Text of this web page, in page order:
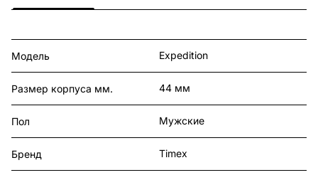
Модель Expedition
Размер корпуса мм. 44 мм
Пол Мужские
Бренд Timex